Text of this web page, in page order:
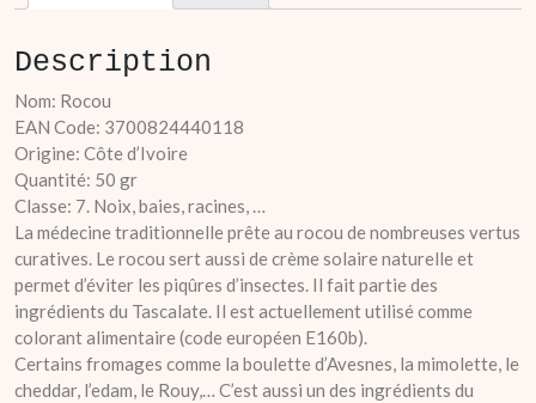
Description
Nom: Rocou
EAN Code: 3700824440118
Origine: Côte d’Ivoire
Quantité: 50 gr
Classe: 7. Noix, baies, racines, …
La médecine traditionnelle prête au rocou de nombreuses vertus
curatives. Le rocou sert aussi de crème solaire naturelle et
permet d’éviter les piqûres d’insectes. Il fait partie des
ingrédients du Tascalate. Il est actuellement utilisé comme
colorant alimentaire (code européen E160b).
Certains fromages comme la boulette d’Avesnes, la mimolette, le
cheddar, l’edam, le Rouy,… C’est aussi un des ingrédients du